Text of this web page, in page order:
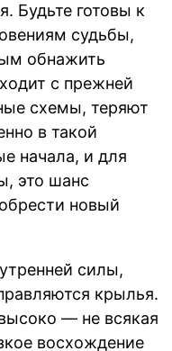
Будьте готовы к
судьбы,
обнажить
с прежней
схемы, теряют
в такой
начала, и для
это шанс
новый
силы,
крылья.
— не всякая
восхождение